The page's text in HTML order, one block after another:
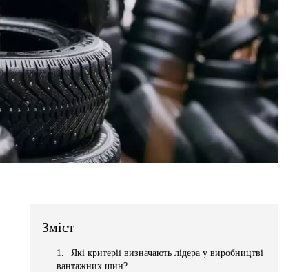
Зміст
Які критерії визначають лідера у виробництві
вантажних шин?